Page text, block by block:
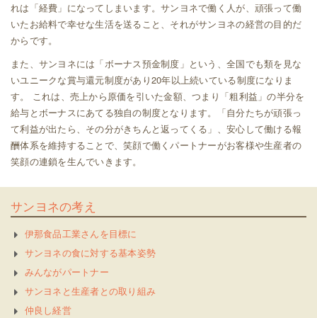
れは「経費」になってしまいます。サンヨネで働く人が、頑張って働
いたお給料で幸せな生活を送ること、それがサンヨネの経営の目的だ
からです。
また、サンヨネには「ボーナス預金制度」という、全国でも類を見な
いユニークな賞与還元制度があり20年以上続いている制度になりま
す。 これは、売上から原価を引いた金額、つまり「粗利益」の半分を
給与とボーナスにあてる独自の制度となります。「自分たちが頑張っ
て利益が出たら、その分がきちんと返ってくる」、安心して働ける報
酬体系を維持することで、笑顔で働くパートナーがお客様や生産者の
笑顔の連鎖を生んでいきます。
サンヨネの考え
伊那食品工業さんを目標に
サンヨネの食に対する基本姿勢
みんながパートナー
サンヨネと生産者との取り組み
仲良し経営